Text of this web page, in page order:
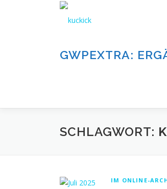
GWPEXTRA:
SCHLAGWORT:
IM ONLINE-